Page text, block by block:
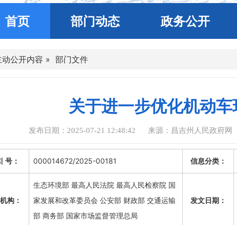
首页 部门动态 政务公开
公开内容 » 部门文件
关于进一步优化机动
发布日期：2025-07-21 12:48:42 来源：昌吉州人民政府网
号： 000014672/2025-00181 信息分类：
构：
生态环境部 最高人民法院 最高人民检察院 国
家发展和改革委员会 公安部 财政部 交通运输
部 商务部 国家市场监督管理总局
发文日期：